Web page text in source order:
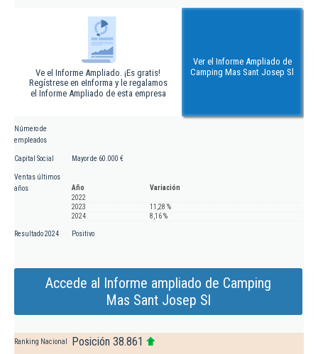
Ve el Informe Ampliado. ¡Es gratis!
Regístrese en eInforma y le regalamos
el Informe Ampliado de esta empresa
Ver el Informe Ampliado de
Camping Mas Sant Josep Sl
Número de
empleados
Capital Social Mayor de 60.000 €
Ventas últimos
años
Año
Variación
2022
2023
11,28 %
2024
8,16 %
Resultado 2024 Positivo
Accede al Informe ampliado de Camping
Mas Sant Josep Sl
Ranking Nacional Posición 38.861